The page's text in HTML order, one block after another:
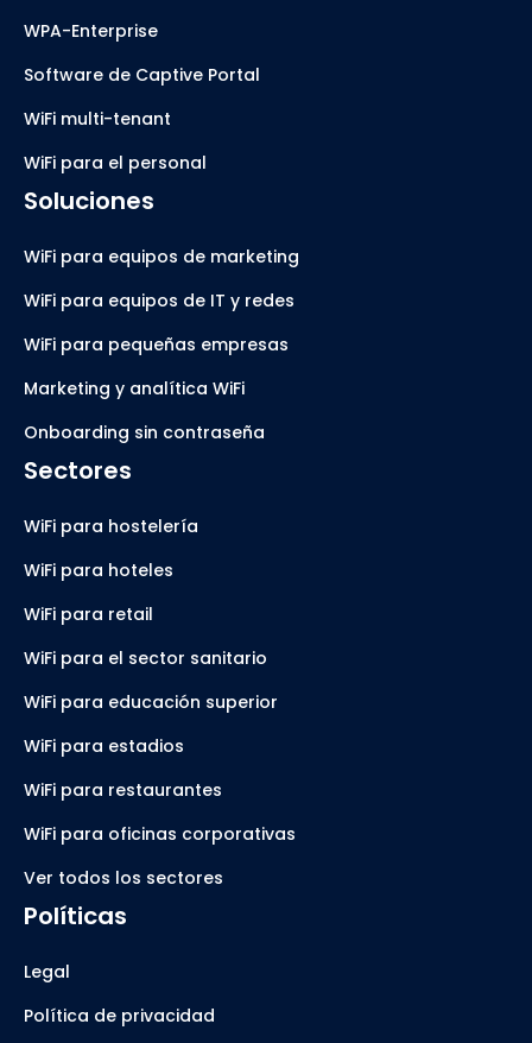
WPA-Enterprise
Software de Captive Portal
WiFi multi-tenant
WiFi para el personal
Soluciones
WiFi para equipos de marketing
WiFi para equipos de IT y redes
WiFi para pequeñas empresas
Marketing y analítica WiFi
Onboarding sin contraseña
Sectores
WiFi para hostelería
WiFi para hoteles
WiFi para retail
WiFi para el sector sanitario
WiFi para educación superior
WiFi para estadios
WiFi para restaurantes
WiFi para oficinas corporativas
Ver todos los sectores
Políticas
Legal
Política de privacidad